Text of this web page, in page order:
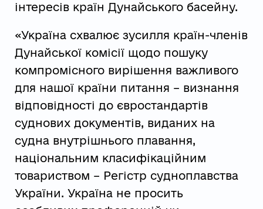
інтересів країн Дунайського басейну.
«Україна схвалює зусилля країн-членів
Дунайської комісії щодо пошуку
компромісного вирішення важливого
для нашої країни питання – визнання
відповідності до євростандартів
суднових документів, виданих на
судна внутрішнього плавання,
національним класифікаційним
товариством – Регістр судноплавства
України. Україна не просить